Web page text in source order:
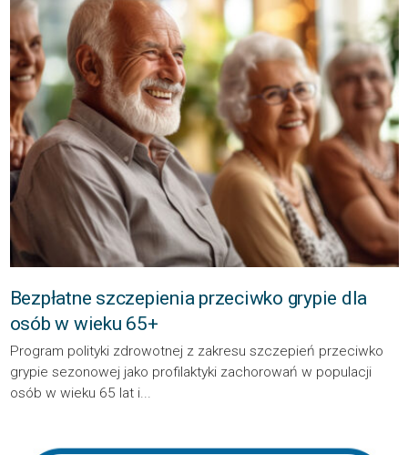
Bezpłatne szczepienia przeciwko grypie dla
osób w wieku 65+
Program polityki zdrowotnej z zakresu szczepień przeciwko
grypie sezonowej jako profilaktyki zachorowań w populacji
osób w wieku 65 lat i...